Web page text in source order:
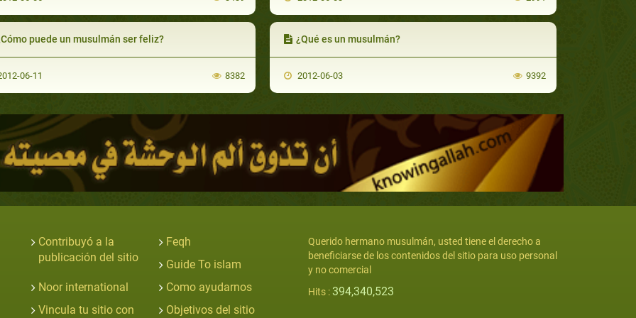
puede un musulmán ser feliz?
06-11 8382
¿Qué es un musulmán?
2012-06-03 9392
Contribuyó a la
publicación del sitio
Feqh
Guide To islam
Noor international
Como ayudarnos
Vincula tu sitio con
Objetivos del sitio
Querido hermano musulmán, usted tiene el derecho a
beneficiarse de los contenidos del sitio para uso personal
y no comercial
Hits : 394,340,523